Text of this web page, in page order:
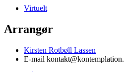
Virtuelt
Arrangør
Kirsten Rotbøll Lassen
E-mail